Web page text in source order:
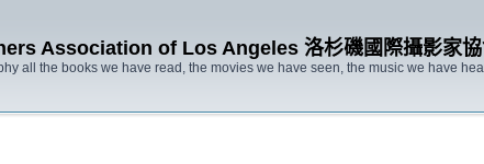
Association of Los Angeles 洛杉磯國際攝影家協
all the books we have read, the movies we have seen, the music we have